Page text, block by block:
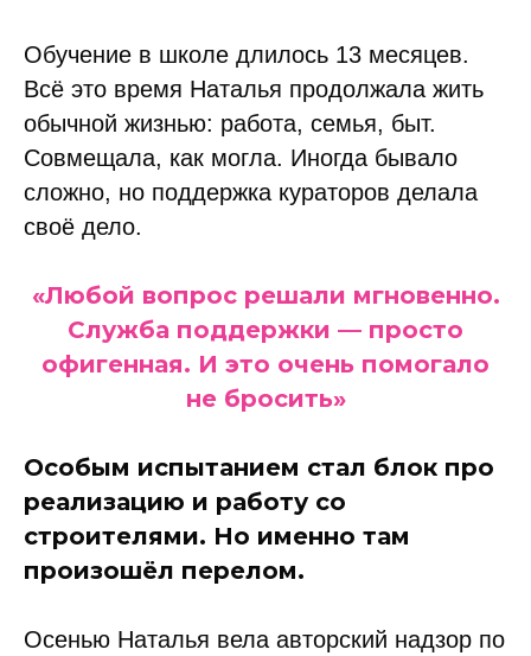
Обучение в школе длилось 13 месяцев.
Всё это время Наталья продолжала жить
обычной жизнью: работа, семья, быт.
Совмещала, как могла. Иногда бывало
сложно, но поддержка кураторов делала
своё дело.
«Любой вопрос решали мгновенно.
Служба поддержки — просто
офигенная. И это очень помогало
не бросить»
Особым испытанием стал блок про
реализацию и работу со
строителями. Но именно там
произошёл перелом.
Осенью Наталья вела авторский надзор по